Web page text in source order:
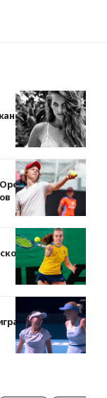
отметился
турнира в
стартовый